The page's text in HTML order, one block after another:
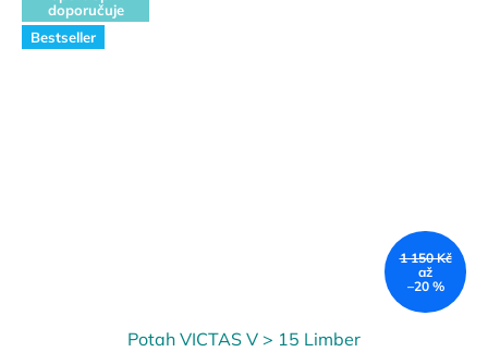
doporučuje
Bestseller
1 150 Kč
až
–20 %
Potah VICTAS V > 15 Limber